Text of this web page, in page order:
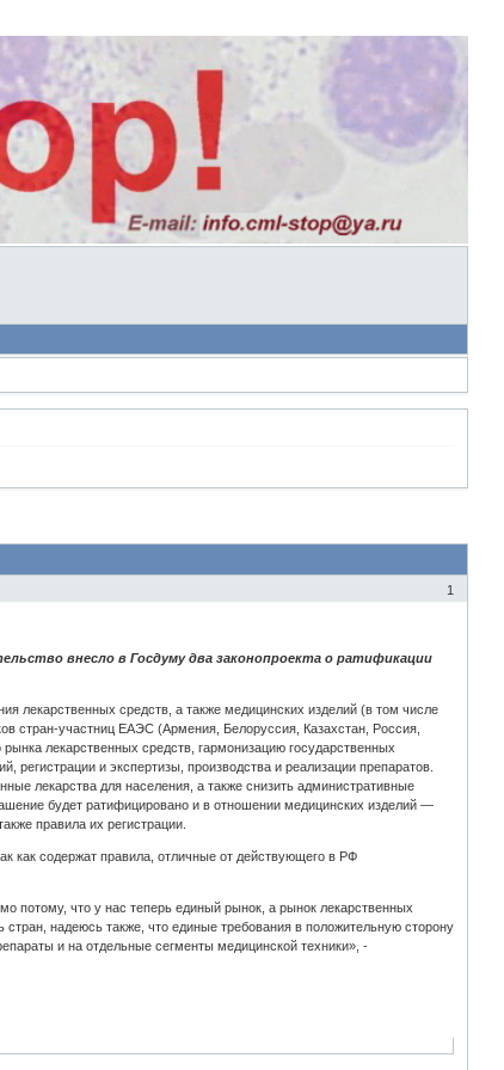
1
внесло в Госдуму два законопроекта о ратификации
лекарственных средств, а также медицинских изделий (в том числе
стран-участниц ЕАЭС (Армения, Белоруссия, Казахстан, Россия,
лекарственных средств, гармонизацию государственных
и экспертизы, производства и реализации препаратов.
лекарства для населения, а также снизить административные
будет ратифицировано и в отношении медицинских изделий —
правила их регистрации.
содержат правила, отличные от действующего в РФ
потому, что у нас теперь единый рынок, а рынок лекарственных
надеюсь также, что единые требования в положительную сторону
и на отдельные сегменты медицинской техники», -